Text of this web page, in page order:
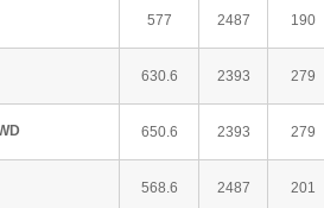
577 2487 190
630.6 2393 279
650.6 2393 279
568.6 2487 201